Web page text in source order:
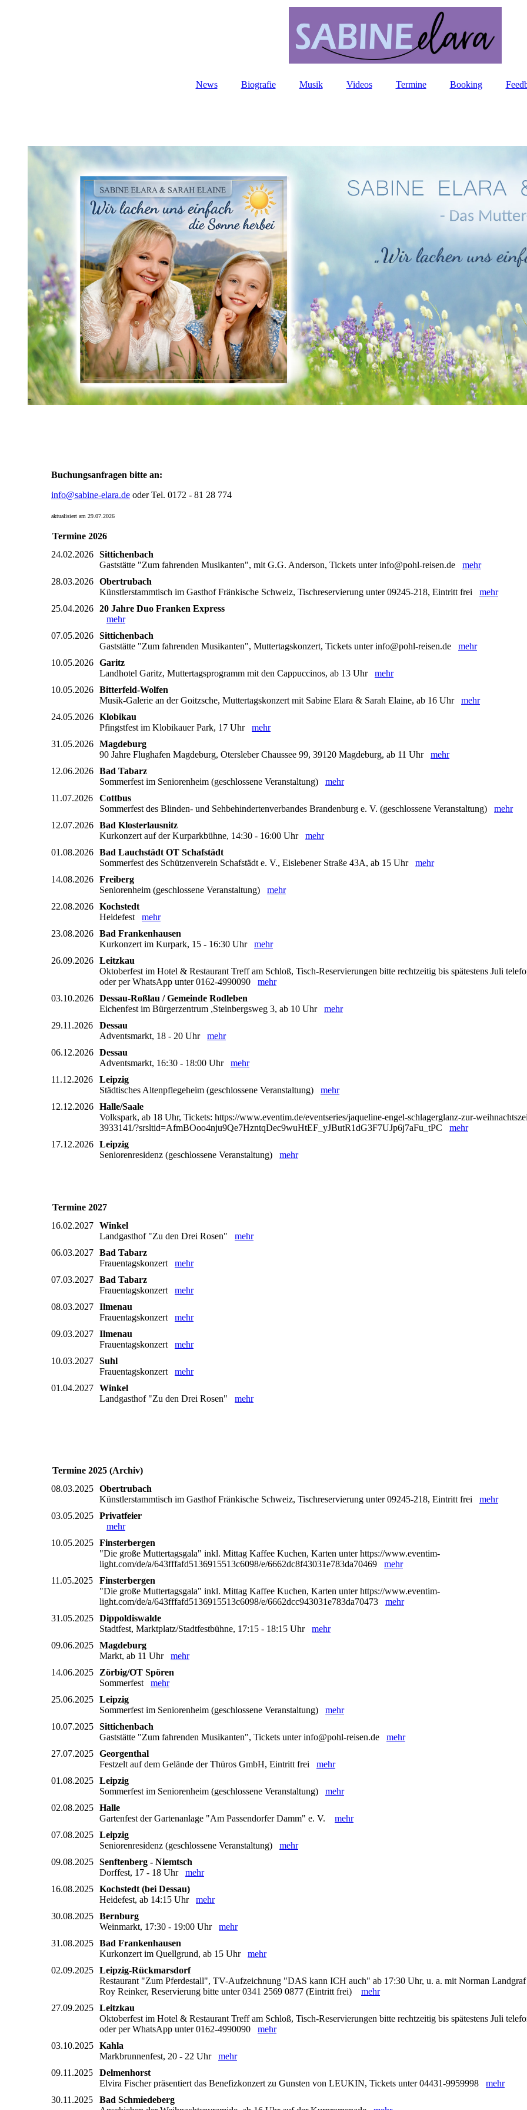
News Biografie Musik Videos Termine Booking
Buchungsanfragen bitte an:
info@sabine-elara.de oder Tel. 0172 - 81 28 774
aktualisiert am 29.07.2026
Termine 2026
24.02.2026 Sittichenbach
Gaststätte "Zum fahrenden Musikanten", mit G.G. Anderson, Tickets unter info@pohl-reisen.de mehr
28.03.2026 Obertrubach
Künstlerstammtisch im Gasthof Fränkische Schweiz, Tischreservierung unter 09245-218, Eintritt frei mehr
25.04.2026 20 Jahre Duo Franken Express
mehr
07.05.2026 Sittichenbach
Gaststätte "Zum fahrenden Musikanten", Muttertagskonzert, Tickets unter info@pohl-reisen.de mehr
10.05.2026 Garitz
Landhotel Garitz, Muttertagsprogramm mit den Cappuccinos, ab 13 Uhr mehr
10.05.2026 Bitterfeld-Wolfen
Musik-Galerie an der Goitzsche, Muttertagskonzert mit Sabine Elara & Sarah Elaine, ab 16 Uhr mehr
24.05.2026 Klobikau
Pfingstfest im Klobikauer Park, 17 Uhr mehr
31.05.2026 Magdeburg
90 Jahre Flughafen Magdeburg, Otersleber Chaussee 99, 39120 Magdeburg, ab 11 Uhr mehr
12.06.2026 Bad Tabarz
Sommerfest im Seniorenheim (geschlossene Veranstaltung) mehr
11.07.2026
Cottbus
Sommerfest des Blinden- und Sehbehindertenverbandes Brandenburg e. V. (geschlossene Veranstaltung) mehr
12.07.2026 Bad Klosterlausnitz
Kurkonzert auf der Kurparkbühne, 14:30 - 16:00 Uhr mehr
01.08.2026 Bad Lauchstädt OT Schafstädt
Sommerfest des Schützenverein Schafstädt e. V., Eislebener Straße 43A, ab 15 Uhr mehr
14.08.2026 Freiberg
Seniorenheim (geschlossene Veranstaltung) mehr
22.08.2026 Kochstedt
Heidefest mehr
23.08.2026 Bad Frankenhausen
Kurkonzert im Kurpark, 15 - 16:30 Uhr mehr
26.09.2026 Leitzkau
Oktoberfest im Hotel & Restaurant Treff am Schloß, Tisch-Reservierungen bitte rechtzeitig bis spätestens Juli
oder per WhatsApp unter 0162-4990090 mehr
03.10.2026 Dessau-Roßlau / Gemeinde Rodleben
Eichenfest im Bürgerzentrum ,Steinbergsweg 3, ab 10 Uhr mehr
29.11.2026
Dessau
Adventsmarkt, 18 - 20 Uhr mehr
06.12.2026 Dessau
Adventsmarkt, 16:30 - 18:00 Uhr mehr
11.12.2026
Leipzig
Städtisches Altenpflegeheim (geschlossene Veranstaltung) mehr
12.12.2026 Halle/Saale
Volkspark, ab 18 Uhr, Tickets: https://www.eventim.de/eventseries/jaqueline-engel-schlagerglanz-zur-
3933141/?srsltid=AfmBOoo4nju9Qe7HzntqDec9wuHtEF_yJButR1dG3F7UJp6j7aFu_tPC mehr
17.12.2026 Leipzig
Seniorenresidenz (geschlossene Veranstaltung) mehr
Termine 2027
16.02.2027 Winkel
Landgasthof "Zu den Drei Rosen" mehr
06.03.2027 Bad Tabarz
Frauentagskonzert mehr
07.03.2027 Bad Tabarz
Frauentagskonzert mehr
08.03.2027 Ilmenau
Frauentagskonzert mehr
09.03.2027 Ilmenau
Frauentagskonzert mehr
10.03.2027 Suhl
Frauentagskonzert mehr
01.04.2027 Winkel
Landgasthof "Zu den Drei Rosen" mehr
Termine 2025 (Archiv)
08.03.2025 Obertrubach
Künstlerstammtisch im Gasthof Fränkische Schweiz, Tischreservierung unter 09245-218, Eintritt frei mehr
03.05.2025 Privatfeier
mehr
10.05.2025 Finsterbergen
"Die große Muttertagsgala" inkl. Mittag Kaffee Kuchen, Karten unter https://www.eventim-
light.com/de/a/643fffafd5136915513c6098/e/6662dc8f43031e783da70469 mehr
11.05.2025
Finsterbergen
"Die große Muttertagsgala" inkl. Mittag Kaffee Kuchen, Karten unter https://www.eventim-
light.com/de/a/643fffafd5136915513c6098/e/6662dcc943031e783da70473 mehr
31.05.2025 Dippoldiswalde
Stadtfest, Marktplatz/Stadtfestbühne, 17:15 - 18:15 Uhr mehr
09.06.2025 Magdeburg
Markt, ab 11 Uhr mehr
14.06.2025
Zörbig/OT Spören
Sommerfest mehr
25.06.2025 Leipzig
Sommerfest im Seniorenheim (geschlossene Veranstaltung) mehr
10.07.2025 Sittichenbach
Gaststätte "Zum fahrenden Musikanten", Tickets unter info@pohl-reisen.de mehr
27.07.2025 Georgenthal
Festzelt auf dem Gelände der Thüros GmbH, Eintritt frei mehr
01.08.2025 Leipzig
Sommerfest im Seniorenheim (geschlossene Veranstaltung) mehr
02.08.2025 Halle
Gartenfest der Gartenanlage "Am Passendorfer Damm" e. V. mehr
07.08.2025 Leipzig
Seniorenresidenz (geschlossene Veranstaltung) mehr
09.08.2025 Senftenberg - Niemtsch
Dorffest, 17 - 18 Uhr mehr
16.08.2025 Kochstedt (bei Dessau)
Heidefest, ab 14:15 Uhr mehr
30.08.2025 Bernburg
Weinmarkt, 17:30 - 19:00 Uhr mehr
31.08.2025 Bad Frankenhausen
Kurkonzert im Quellgrund, ab 15 Uhr mehr
02.09.2025 Leipzig-Rückmarsdorf
Restaurant "Zum Pferdestall", TV-Aufzeichnung "DAS kann ICH auch" ab 17:30 Uhr, u. a. mit Norman
Roy Reinker, Reservierung bitte unter 0341 2569 0877 (Eintritt frei) mehr
27.09.2025 Leitzkau
Oktoberfest im Hotel & Restaurant Treff am Schloß, Tisch-Reservierungen bitte rechtzeitig bis spätestens Juli
oder per WhatsApp unter 0162-4990090 mehr
03.10.2025 Kahla
Markbrunnenfest, 20 - 22 Uhr mehr
09.11.2025
Delmenhorst
Elvira Fischer präsentiert das Benefizkonzert zu Gunsten von LEUKIN, Tickets unter 04431-9959998 mehr
30.11.2025
Bad Schmiedeberg